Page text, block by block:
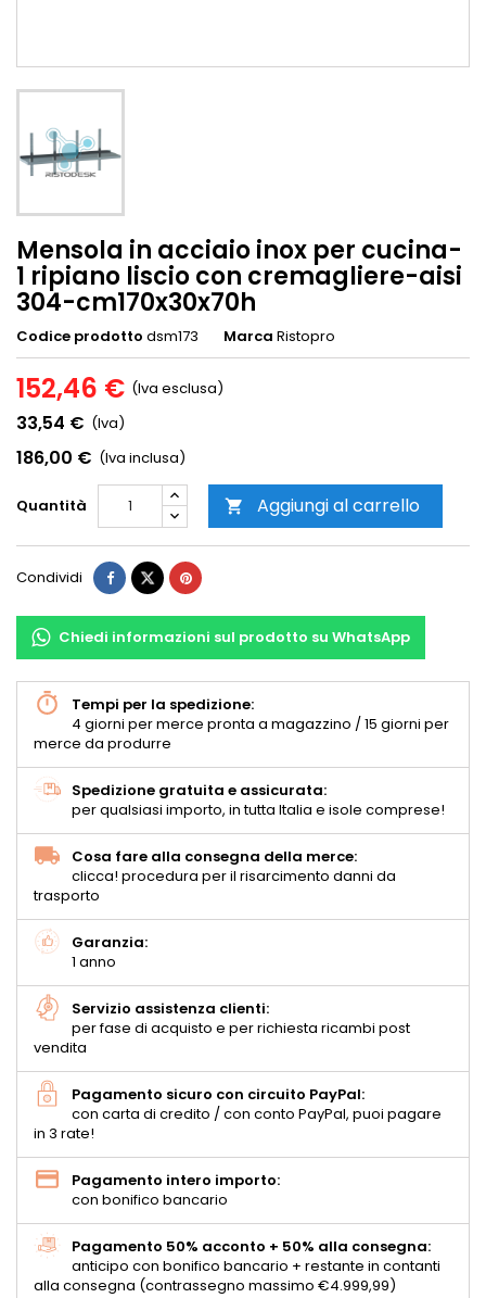
Mensola in acciaio inox per cucina-
1 ripiano liscio con cremagliere-aisi
304-cm170x30x70h
Codice prodotto dsm173 Marca Ristopro
152,46 € (Iva esclusa)
33,54 € (Iva)
186,00 € (Iva inclusa)
Quantità  Aggiungi al carrello
Condividi
Chiedi informazioni sul prodotto su WhatsApp
Tempi per la spedizione:
4 giorni per merce pronta a magazzino / 15 giorni per
merce da produrre
Spedizione gratuita e assicurata:
per qualsiasi importo, in tutta Italia e isole comprese!
Cosa fare alla consegna della merce:
clicca! procedura per il risarcimento danni da
trasporto
Garanzia:
1 anno
Servizio assistenza clienti:
per fase di acquisto e per richiesta ricambi post
vendita
Pagamento sicuro con circuito PayPal:
con carta di credito / con conto PayPal, puoi pagare
in 3 rate!
Pagamento intero importo:
con bonifico bancario
Pagamento 50% acconto + 50% alla consegna:
anticipo con bonifico bancario + restante in contanti
alla consegna (contrassegno massimo €4.999,99)